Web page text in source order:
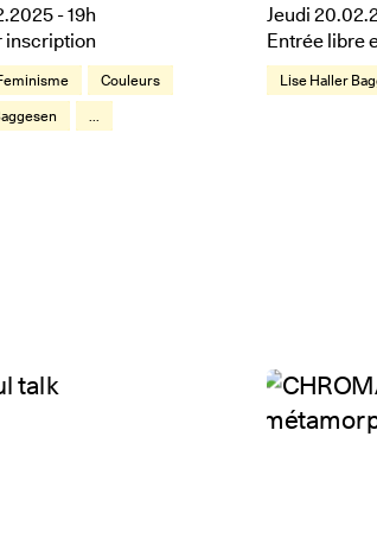
- 19h
inscription
Couleurs
...
Jeudi
Entrée libre
Lise Haller